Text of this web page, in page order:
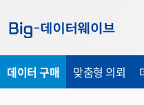
가
가
가
데이터 구매 맞춤형 의뢰